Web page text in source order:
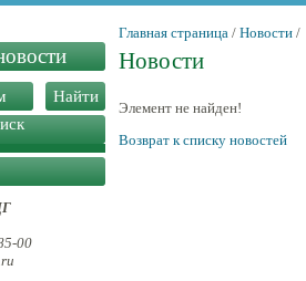
00
Главная страница / Новости /
Новости
Элемент не найден!
Возврат к списку новостей